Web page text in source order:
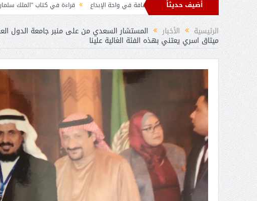
أضيف حديثاً نادرة ثمار الثقافة في واحة الإبداع قراءة في كتاب “الملك سلمان بن عبد العزيز في
تهنئة من قادة الدول الإسلامية بمناسبة عيد الفطر
الرئيسية الأخبار المستشار السعدي من على منبر جامعة الدول
ميثاق اسري يعتني بهذه الفئة الغالية علينا